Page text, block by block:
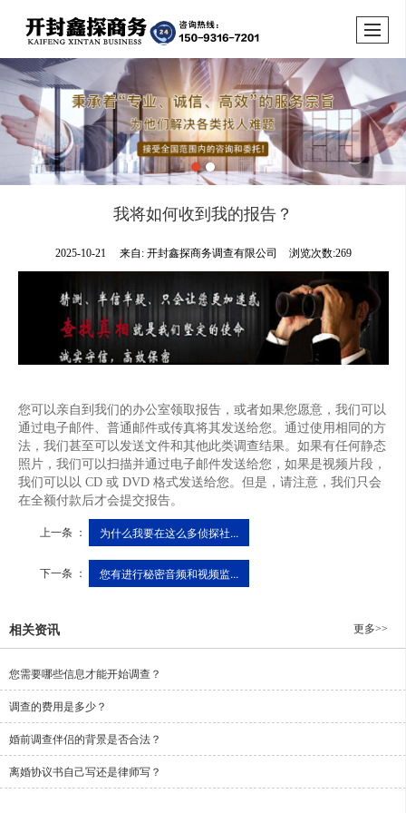
我将如何收到我的报告？
2025-10-21 来自: 开封鑫探商务调查有限公司 浏览次数:269
您可以亲自到我们的办公室领取报告，或者如果您愿意，我们可以
通过电子邮件、普通邮件或传真将其发送给您。通过使用相同的方
法，我们甚至可以发送文件和其他此类调查结果。如果有任何静态
照片，我们可以扫描并通过电子邮件发送给您，如果是视频片段，
我们可以以 CD 或 DVD 格式发送给您。但是，请注意，我们只会
在全额付款后才会提交报告。
上一条 ： 为什么我要在这么多侦探社...
下一条 ： 您有进行秘密音频和视频监...
相关资讯 更多>>
您需要哪些信息才能开始调查？
调查的费用是多少？
婚前调查伴侣的背景是否合法？
离婚协议书自己写还是律师写？